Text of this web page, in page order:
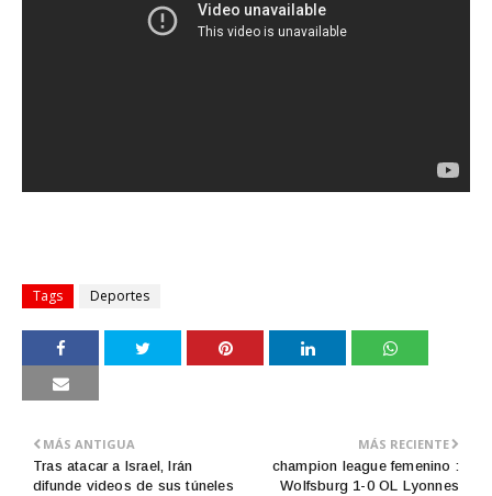
Tags Deportes
MÁS RECIENTE
champion league femenino :
Wolfsburg 1-0 OL Lyonnes
MÁS ANTIGUA
Tras atacar a Israel, Irán
difunde videos de sus túneles